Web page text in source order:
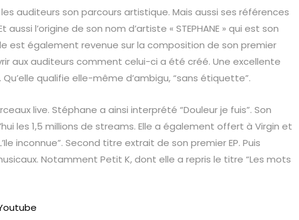
auditeurs son parcours artistique. Mais aussi ses références
l’origine de son nom d’artiste « STEPHANE » qui est son
est également revenue sur la composition de son premier
aux auditeurs comment celui-ci a été créé. Une excellente
qualifie elle-même d’ambigu, “sans étiquette”.
live. Stéphane a ainsi interprété “Douleur je fuis”. Son
les 1,5 millions de streams. Elle a également offert à Virgin et
inconnue”. Second titre extrait de son premier EP. Puis
Notamment Petit K, dont elle a repris le titre “Les mots